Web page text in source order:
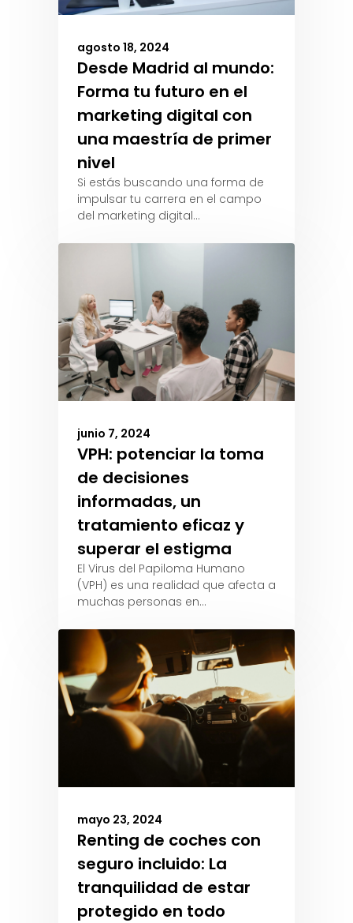
agosto 18, 2024
Desde Madrid al mundo:
Forma tu futuro en el
marketing digital con
una maestría de primer
nivel
Si estás buscando una forma de
impulsar tu carrera en el campo
del marketing digital…
junio 7, 2024
VPH: potenciar la toma
de decisiones
informadas, un
tratamiento eficaz y
superar el estigma
El Virus del Papiloma Humano
(VPH) es una realidad que afecta a
muchas personas en…
mayo 23, 2024
Renting de coches con
seguro incluido: La
tranquilidad de estar
protegido en todo